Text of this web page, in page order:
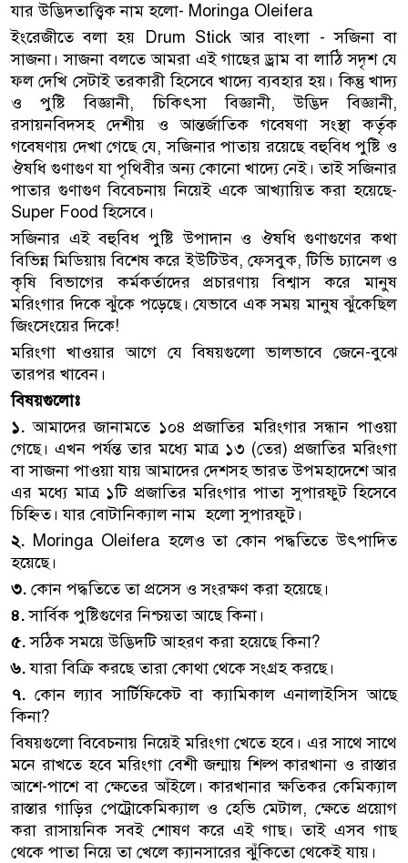
যার উদ্ভিদতাত্ত্বিক নাম হলো- Moringa Oleifera
ইংরেজীতে বলা হয় Drum Stick আর বাংলা - সজিনা বা
সাজনা। সাজনা বলতে আমরা এই গাছের ড্রাম বা লাঠি সদৃশ যে
ফল দেখি সেটাই তরকারী হিসেবে খাদ্যে ব্যবহার হয়। কিন্তু খাদ্য
ও পুষ্টি বিজ্ঞানী, চিকিৎসা বিজ্ঞানী, উদ্ভিদ বিজ্ঞানী,
রসায়নবিদসহ দেশীয় ও আন্তর্জাতিক গবেষণা সংস্থা কর্তৃক
গবেষণায় দেখা গেছে যে, সজিনার পাতায় রয়েছে বহুবিধ পুষ্টি ও
ঔষধি গুণাগুণ যা পৃথিবীর অন্য কোনো খাদ্যে নেই। তাই সজিনার
পাতার গুণাগুণ বিবেচনায় নিয়েই একে আখ্যায়িত করা হয়েছে-
Super Food হিসেবে।
সজিনার এই বহুবিধ পুষ্টি উপাদান ও ঔষধি গুণাগুণের কথা
বিভিন্ন মিডিয়ায় বিশেষ করে ইউটিউব, ফেসবুক, টিভি চ্যানেল ও
কৃষি বিভাগের কর্মকর্তাদের প্রচারণায় বিশ্বাস করে মানুষ
মরিংগার দিকে ঝুঁকে পড়েছে। যেভাবে এক সময় মানুষ ঝুঁকেছিল
জিংসেংয়ের দিকে!
মরিংগা খাওয়ার আগে যে বিষয়গুলো ভালভাবে জেনে-বুঝে
তারপর খাবেন।
বিষয়গুলোঃ
১.আমাদের জানামতে ১০৪ প্রজাতির মরিংগার সন্ধান পাওয়া
গেছে। এখন পর্যন্ত তার মধ্যে মাত্র ১৩ (তের) প্রজাতির মরিংগা
বা সাজনা পাওয়া যায় আমাদের দেশসহ ভারত উপমহাদেশে আর
এর মধ্যে মাত্র ১টি প্রজাতির মরিংগার পাতা সুপারফুট হিসেবে
চিহ্নিত। যার বোটানিক্যাল নাম হলো সুপারফুট।
২. Moringa Oleifera হলেও তা কোন পদ্ধতিতে উৎপাদিত
হয়েছে।
৩. কোন পদ্ধতিতে তা প্রসেস ও সংরক্ষণ করা হয়েছে।
৪.সার্বিক পুষ্টিগুণের নিশ্চয়তা আছে কিনা।
৫.সঠিক সময়ে উদ্ভিদটি আহরণ করা হয়েছে কিনা?
৬.যারা বিক্রি করছে তারা কোথা থেকে সংগ্রহ করছে।
৭. কোন ল্যাব সার্টিফিকেট বা ক্যামিকাল এনালাইসিস আছে
কিনা?
বিষয়গুলো বিবেচনায় নিয়েই মরিংগা খেতে হবে। এর সাথে সাথে
মনে রাখতে হবে মরিংগা বেশী জন্মায় শিল্প কারখানা ও রাস্তার
আশে-পাশে বা ক্ষেতের আঁইলে। কারখানার ক্ষতিকর কেমিক্যাল
রাস্তার গাড়ির পেট্রোকেমিক্যাল ও হেভি মেটাল, ক্ষেতে প্রয়োগ
করা রাসায়নিক সবই শোষণ করে এই গাছ। তাই এসব গাছ
থেকে পাতা নিয়ে তা খেলে ক্যানসারের ঝুঁকিতো থেকেই যায়।